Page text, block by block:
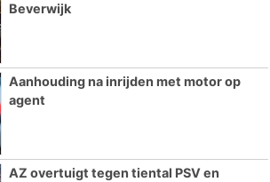
Beverwijk
Aanhouding na inrijden met motor op
agent
AZ overtuigt tegen tiental PSV en